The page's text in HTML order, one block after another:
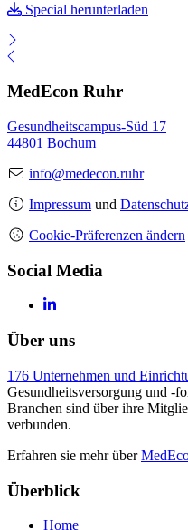
Special herunterladen
MedEcon Ruhr
Gesundheitscampus-Süd 17
44801 Bochum
info@medecon.ruhr
Impressum und
Cookie-Präferenzen ändern
Social Media
Über uns
176 Unternehmen und
Gesundheitsversorgung und -
Branchen sind über ihre
verbunden.
Erfahren sie mehr über
Überblick
Home